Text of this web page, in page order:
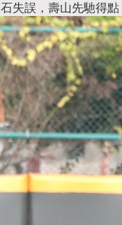
誤，壽山先馳得點